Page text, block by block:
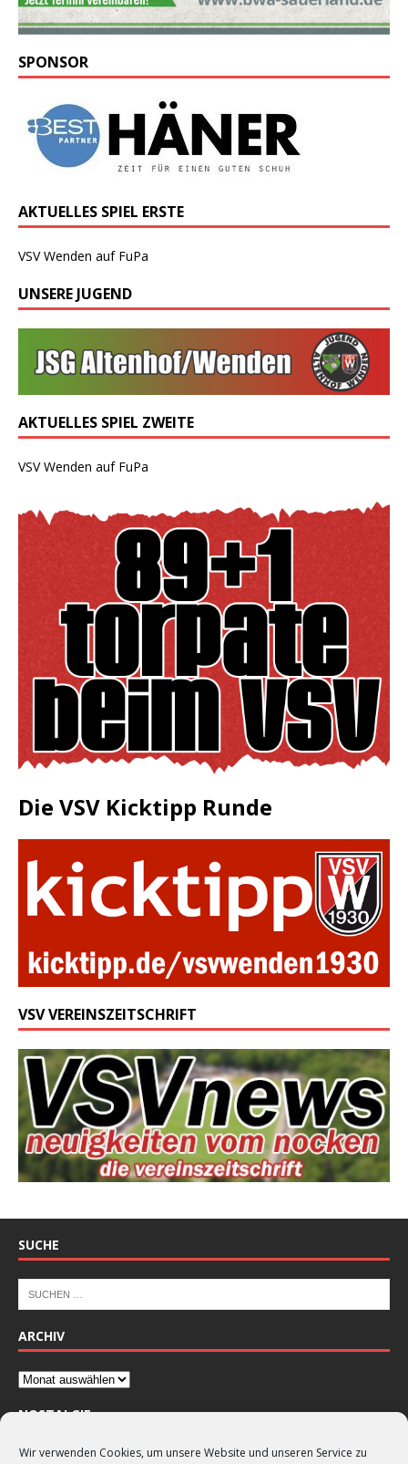
Wir verwenden Cookies, um unsere Website und unseren Service zu
SPONSOR
AKTUELLES SPIEL ERSTE
VSV Wenden auf FuPa
UNSERE JUGEND
AKTUELLES SPIEL ZWEITE
VSV Wenden auf FuPa
Die VSV Kicktipp Runde
VSV VEREINSZEITSCHRIFT
SUCHE
ARCHIV
NOSTALGIE